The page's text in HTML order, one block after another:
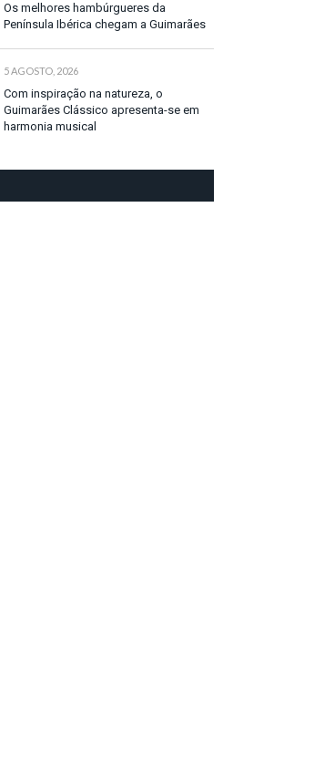
Os melhores hambúrgueres da
Península Ibérica chegam a Guimarães
5 AGOSTO, 2026
Com inspiração na natureza, o
Guimarães Clássico apresenta-se em
harmonia musical